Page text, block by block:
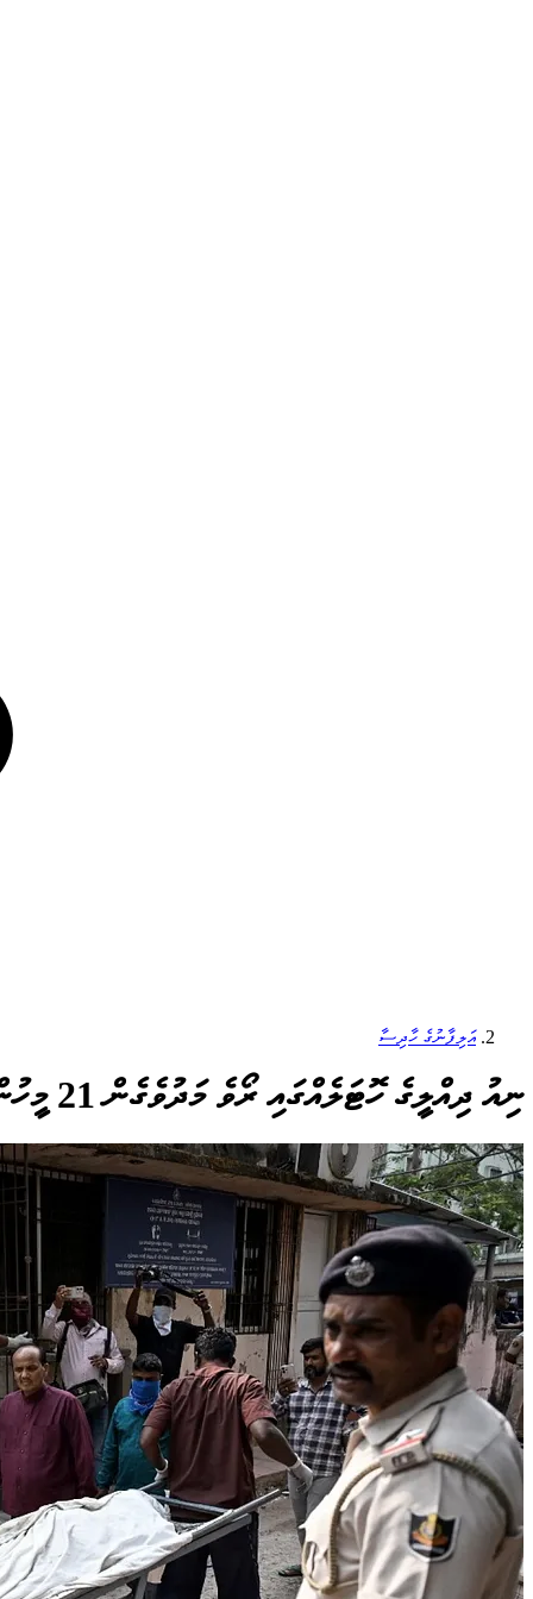
އަލިފާނުގެ ހާދިސާ
ނިއު ދިއްލީގެ ހޮޓަލެއްގައި ރޯވެ މަދުވެގެން 21 މީހުން މަރުވެއްޖެ